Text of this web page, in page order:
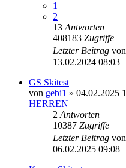
1
2
13Antworten
408183 Zugriffe
Letzter Beitrag von
13.02.2024 08:03
GS Skitest
von gebi1 » 04.02.2025
HERREN
2Antworten
10387 Zugriffe
Letzter Beitrag von
06.02.2025 09:08